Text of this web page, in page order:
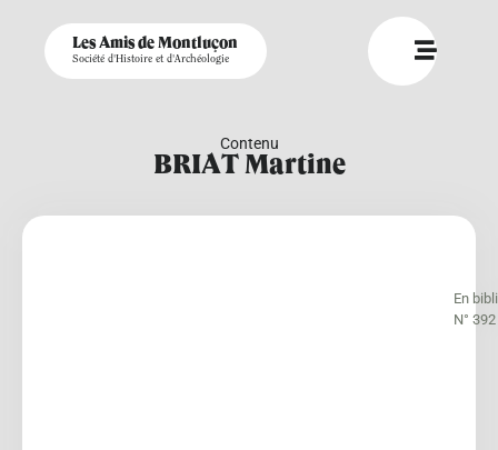
Les Amis de Montluçon
Société d'Histoire et d'Archéologie
Contenu
BRIAT Martine
En
N° 392